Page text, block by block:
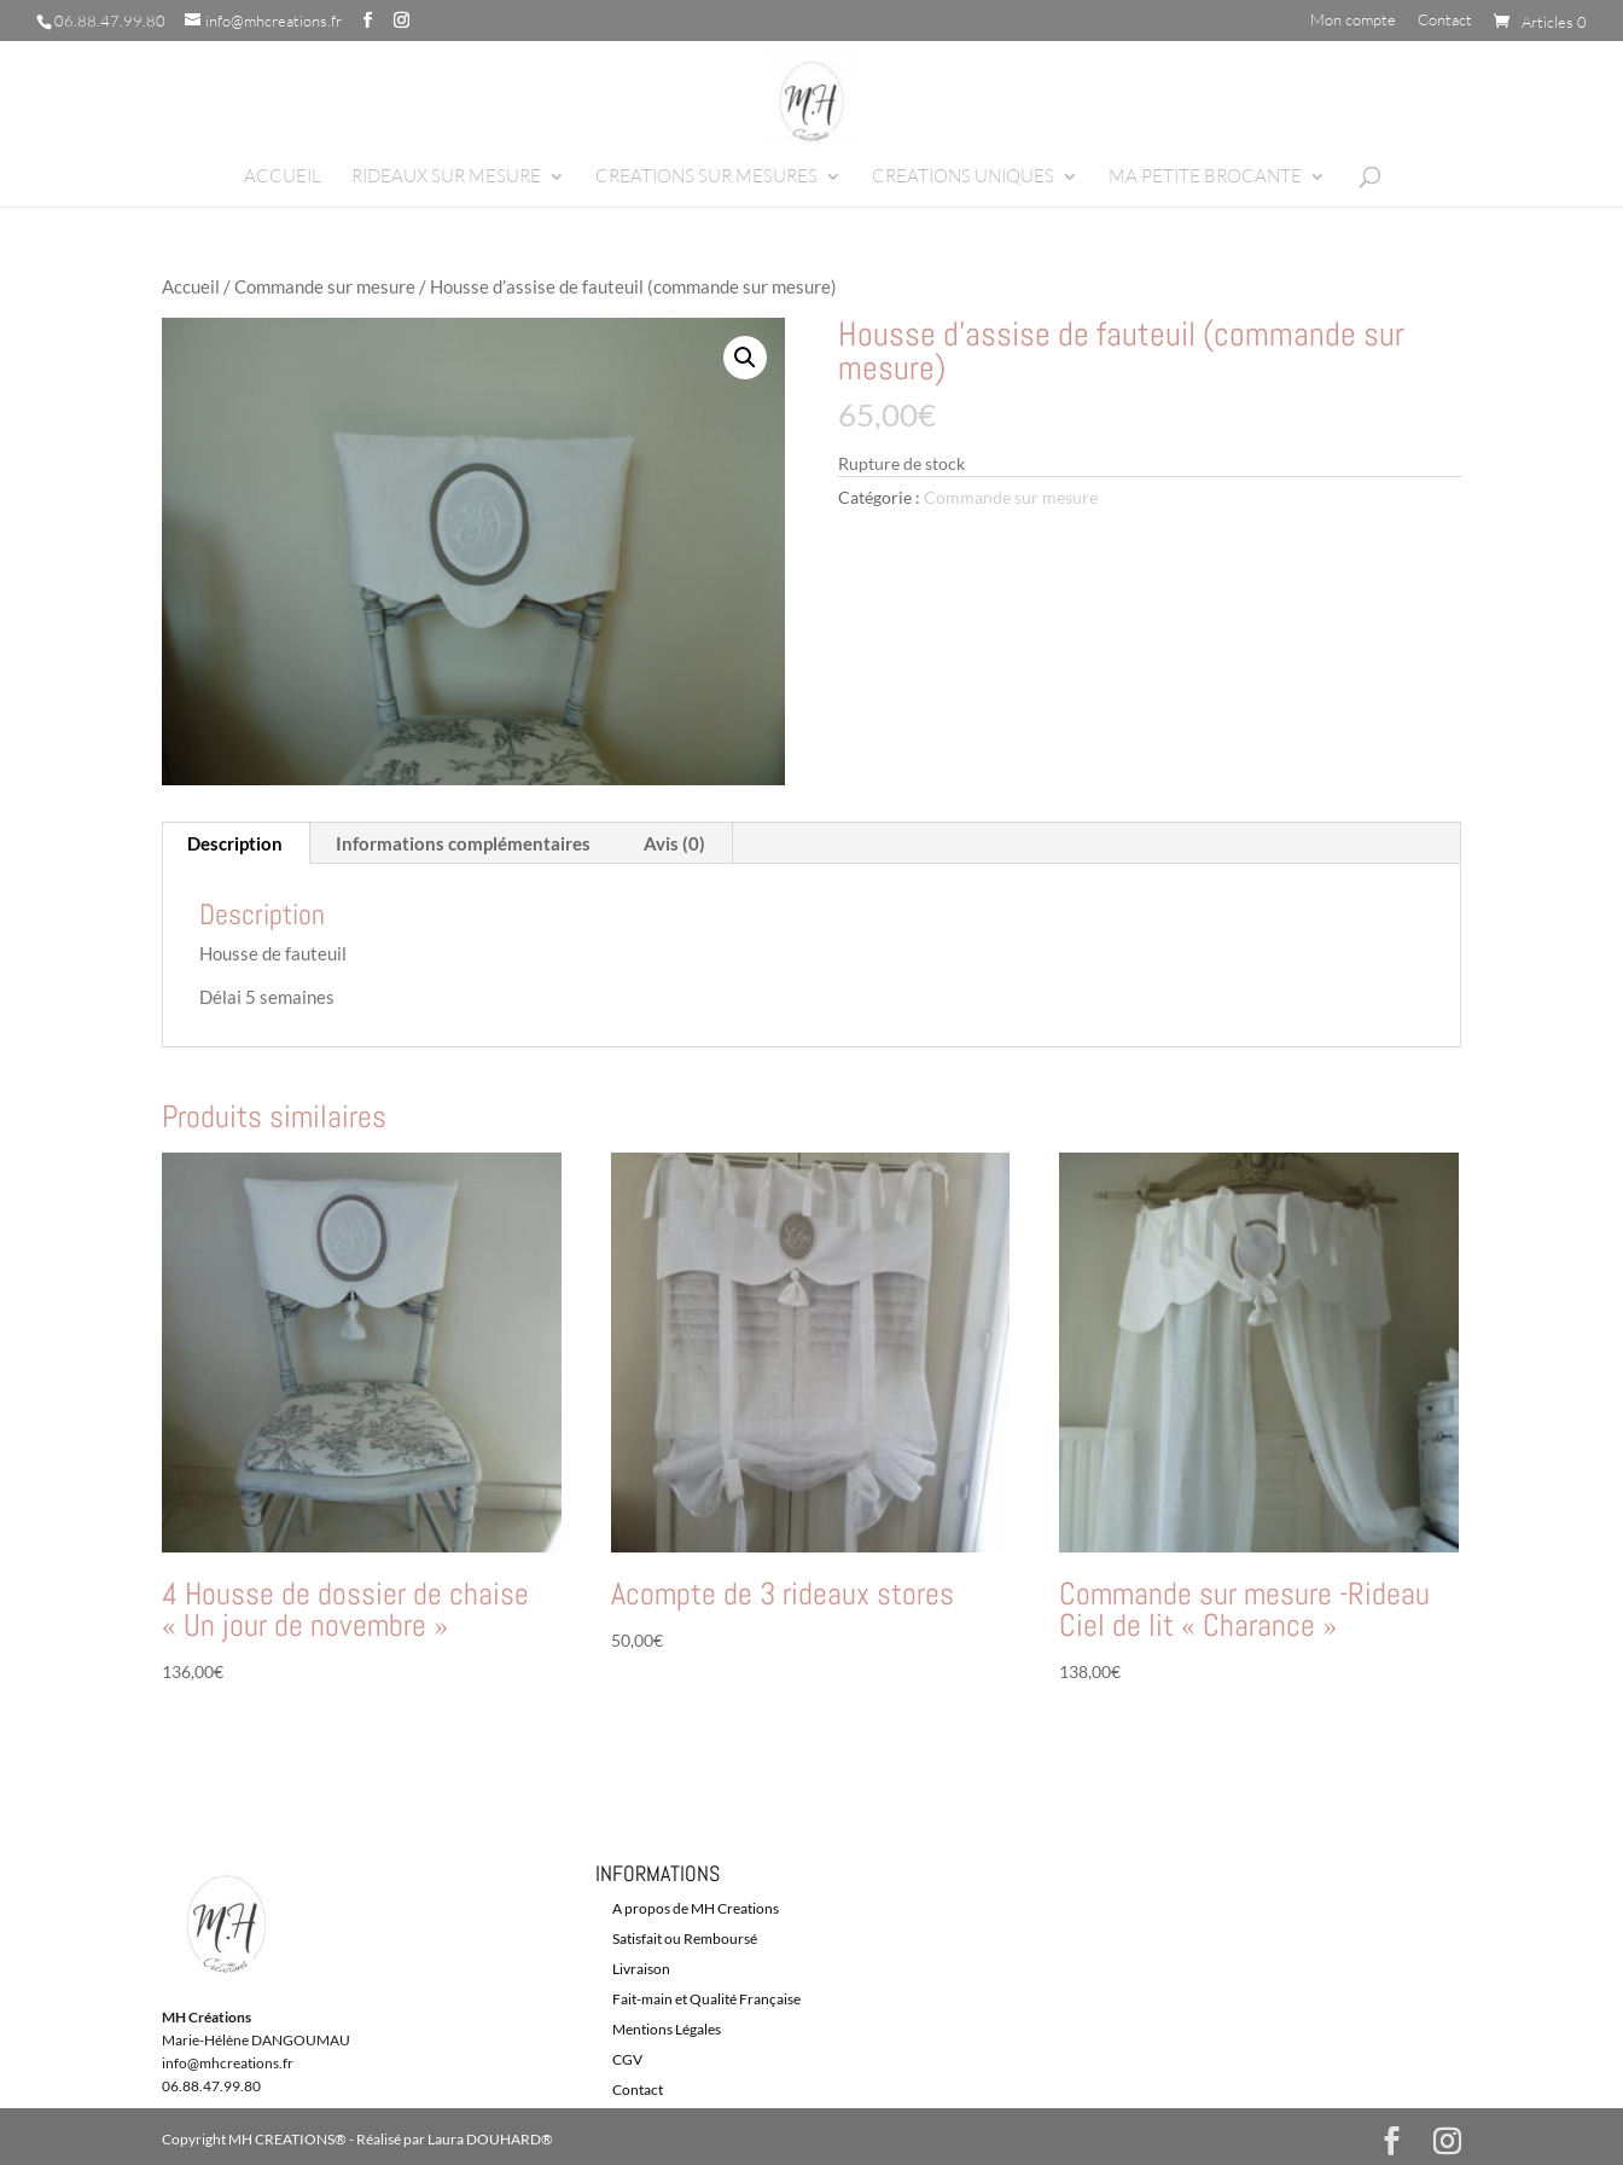
06.88.47.99.80 info@mhcreations.fr Mon compte Contact Articles 0
ACCUEIL RIDEAUX SUR MESURE CREATIONS SUR MESURES CREATIONS UNIQUES MA PETITE BROCANTE
Accueil /Commande sur mesure / Housse d’assise de fauteuil (commande sur mesure)
Housse d’assise de fauteuil (commande sur
mesure)
65,00€
Rupture de stock
Catégorie : Commande sur mesure
Description Informations complémentaires Avis (0)
Description
Housse de fauteuil
Délai 5 semaines
Produits similaires
4 Housse de dossier de chaise
« Un jour de novembre »
136,00€
Acompte de 3 rideaux stores
50,00€
Commande sur mesure -Rideau
Ciel de lit « Charance »
138,00€
MH Créations
Marie-Hélène DANGOUMAU
info@mhcreations.fr
06.88.47.99.80
INFORMATIONS
A propos de MH Creations
Satisfait ou Remboursé
Livraison
Fait-main et Qualité Française
Mentions Légales
CGV
Contact
Copyright MH CREATIONS® - Réalisé par Laura DOUHARD®